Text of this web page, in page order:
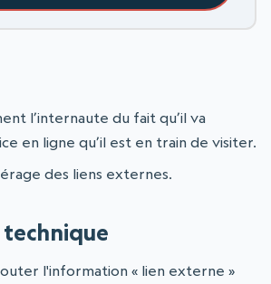
l’internaute du fait qu’il va
en ligne qu’il est en train de visiter.
des liens externes.
l'information « lien externe »